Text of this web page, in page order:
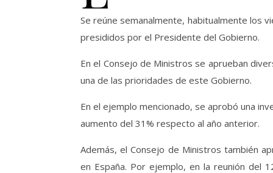
Se reúne semanalmente, habitualmente los
presididos por el Presidente del Gobierno.
En el Consejo de Ministros se aprueban
una de las prioridades de este Gobierno.
En el ejemplo mencionado, se aprobó una
aumento del 31% respecto al año anterior.
Además, el Consejo de Ministros también
en España. Por ejemplo, en la reunión del